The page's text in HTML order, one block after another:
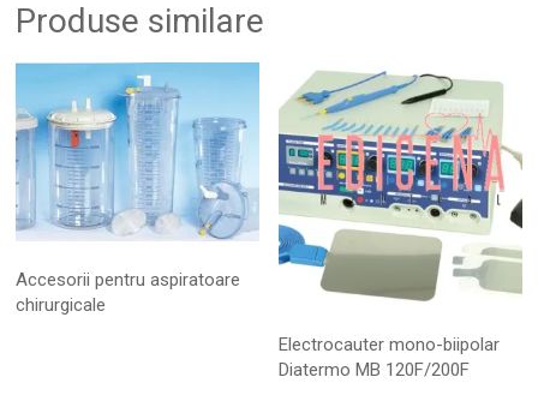
Produse similare
Accesorii pentru aspiratoare
chirurgicale
Electrocauter mono-biipolar
Diatermo MB 120F/200F